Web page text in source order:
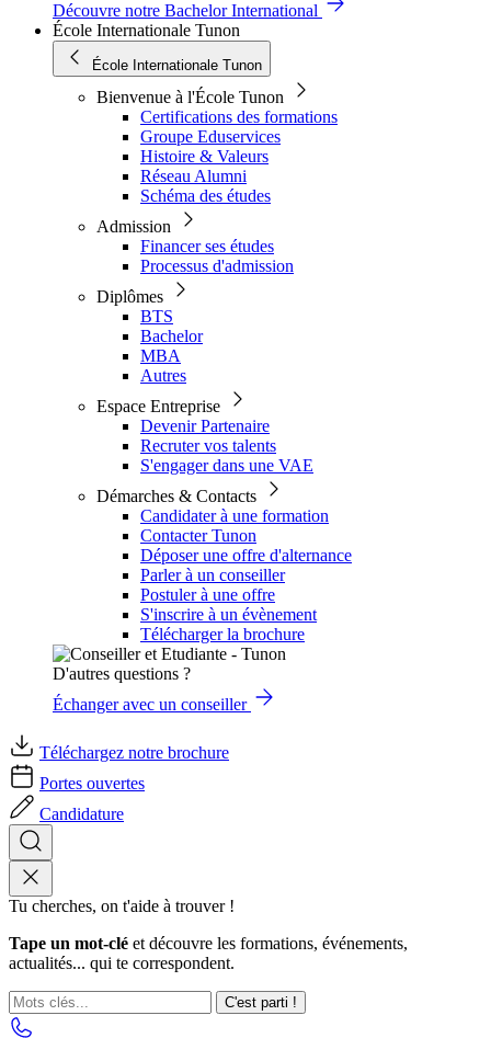
Découvre notre Bachelor International
École Internationale Tunon
École Internationale Tunon
Bienvenue à l'École Tunon
Certifications des formations
Groupe Eduservices
Histoire & Valeurs
Réseau Alumni
Schéma des études
Admission
Financer ses études
Processus d'admission
Diplômes
BTS
Bachelor
MBA
Autres
Espace Entreprise
Devenir Partenaire
Recruter vos talents
S'engager dans une VAE
Démarches & Contacts
Candidater à une formation
Contacter Tunon
Déposer une offre d'alternance
Parler à un conseiller
Postuler à une offre
S'inscrire à un évènement
Télécharger la brochure
D'autres questions ?
Échanger avec un conseiller
Téléchargez notre brochure
Portes ouvertes
Candidature
Tu cherches, on t'aide à trouver !
Tape un mot-clé et découvre les formations, événements,
actualités... qui te correspondent.
C'est parti !